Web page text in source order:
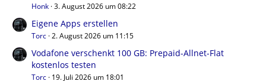
Honk 3. August 2026 um 08:22
Eigene Apps erstellen
Torc 2. August 2026 um 11:15
Vodafone verschenkt 100 GB: Prepaid-Allnet-Flat
kostenlos testen
Torc 19. Juli 2026 um 18:01